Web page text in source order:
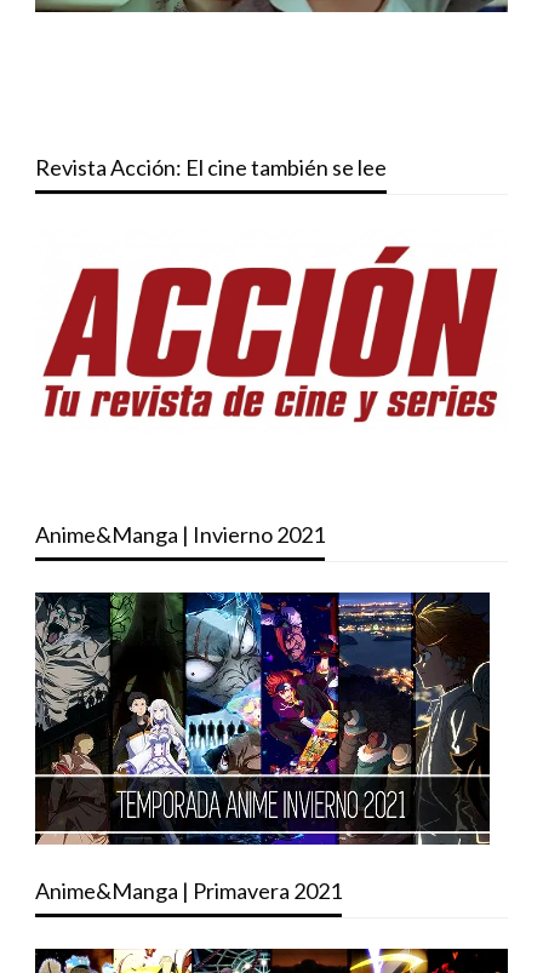
Revista Acción: El cine también se lee
Anime&Manga | Invierno 2021
Anime&Manga | Primavera 2021